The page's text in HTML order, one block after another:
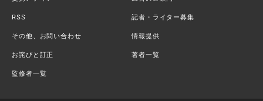
RSS 記者・ライター募集
その他、お問い合わせ 情報提供
お詫びと訂正 著者一覧
監修者一覧